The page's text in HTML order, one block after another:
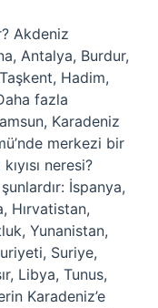
Akdeniz
Antalya, Burdur,
Hadim,
fazla
Karadeniz
merkezi bir
neresi?
İspanya,
Hırvatistan,
Yunanistan,
Suriye,
Libya, Tunus,
Karadeniz’e